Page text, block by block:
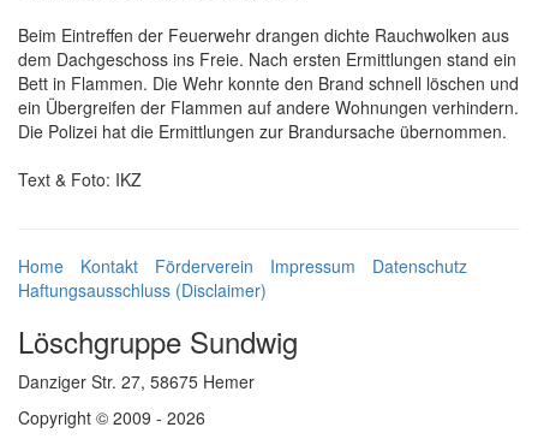
Beim Eintreffen der Feuerwehr drangen dichte Rauchwolken aus
dem Dachgeschoss ins Freie. Nach ersten Ermittlungen stand ein
Bett in Flammen. Die Wehr konnte den Brand schnell löschen und
ein Übergreifen der Flammen auf andere Wohnungen verhindern.
Die Polizei hat die Ermittlungen zur Brandursache übernommen.
Text & Foto: IKZ
Home Kontakt Förderverein Impressum
Datenschutz
Haftungsausschluss (Disclaimer)
Löschgruppe Sundwig
Danziger Str. 27, 58675 Hemer
Copyright © 2009 - 2026